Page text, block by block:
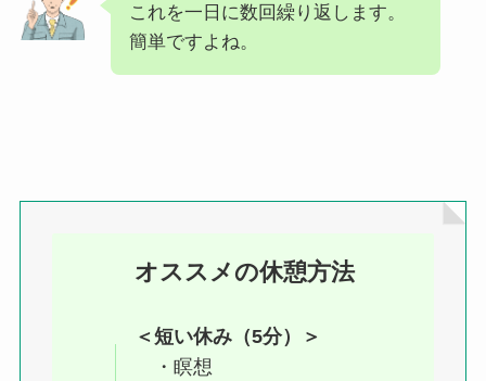
これを一日に数回繰り返します。
簡単ですよね。
オススメの休憩方法
＜短い休み（5分）＞
・瞑想